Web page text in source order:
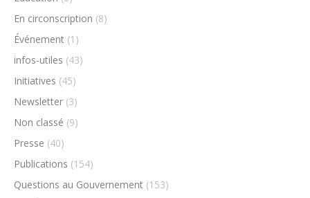
En circonscription (8)
Événement (1)
infos-utiles (43)
Initiatives (45)
Newsletter (3)
Non classé (9)
Presse (40)
Publications (154)
Questions au Gouvernement (153)